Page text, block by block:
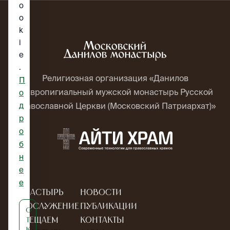
Религиозная организация «Данилов
ставропигиальный мужской монастырь Русской
Православной Церкви (Московский Патриархат)»
Монастырь
Богослужение
Посещаем
Новости
Публикации
Контакты
o
o
k
i
e
.
П
о
д
р
о
б
н
е
е
О
т